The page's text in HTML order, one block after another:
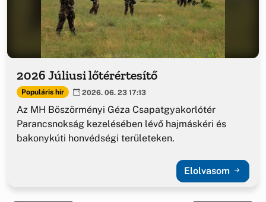
2026 Júliusi lőtérértesítő
Populáris hír 2026. 06. 23 17:13
Az MH Böszörményi Géza Csapatgyakorlótér
Parancsnokság kezelésében lévő hajmáskéri és
bakonykúti honvédségi területeken.
Elolvasom